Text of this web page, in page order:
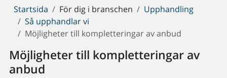
Du
är
här:
Startsida För dig i branschen
Upphandling
Så upphandlar vi
Möjligheter till kompletteringar av anbud
Möjligheter till kompletteringar av
anbud